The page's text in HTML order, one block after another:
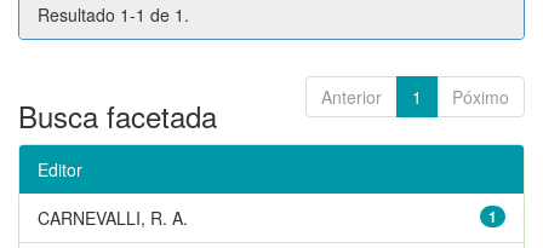
Resultado 1-1 de 1.
Anterior 1 Póximo
Busca facetada
Editor
1
CARNEVALLI, R. A.